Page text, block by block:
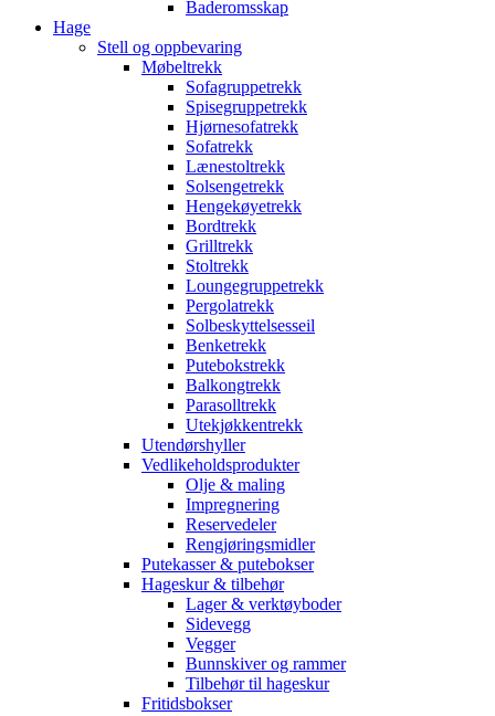
Baderomsskap
Hage
Stell og oppbevaring
Møbeltrekk
Sofagruppetrekk
Spisegruppetrekk
Hjørnesofatrekk
Sofatrekk
Lænestoltrekk
Solsengetrekk
Hengekøyetrekk
Bordtrekk
Grilltrekk
Stoltrekk
Loungegruppetrekk
Pergolatrekk
Solbeskyttelsesseil
Benketrekk
Putebokstrekk
Balkongtrekk
Parasolltrekk
Utekjøkkentrekk
Utendørshyller
Vedlikeholdsprodukter
Olje & maling
Impregnering
Reservedeler
Rengjøringsmidler
Putekasser & putebokser
Hageskur & tilbehør
Lager & verktøyboder
Sidevegg
Vegger
Bunnskiver og rammer
Tilbehør til hageskur
Fritidsbokser